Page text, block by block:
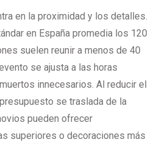
en la proximidad y los detalles.
en España promedia los 120
suelen reunir a menos de 40
se ajusta a las horas
innecesarios. Al reducir el
se traslada de la
pueden ofrecer
superiores o decoraciones más